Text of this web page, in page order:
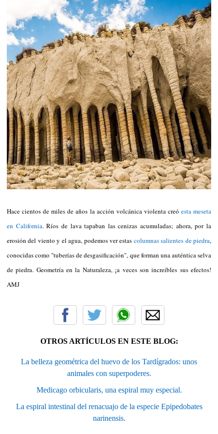
Hace cientos de miles de años la acción volcánica violenta creó esta meseta
en California. Ríos de lava tapaban las cenizas acumuladas; ahora, por la
erosión del viento y el agua, podemos ver estas columnas salientes de piedra,
conocidas como "tuberías de desgasificación", que forman una auténtica selva
de piedra. Geometría en la Naturaleza, ¡a veces son increíbles sus efectos!
AMJ
OTROS ARTÍCULOS EN ESTE BLOG:
La belleza geométrica del huevo de los Tardígrados: unos
animales con superpoderes.
Medicago orbicularis, una espiral muy especial.
La espiral intestinal del renacuajo de la especie Epipedobates
narinensis.